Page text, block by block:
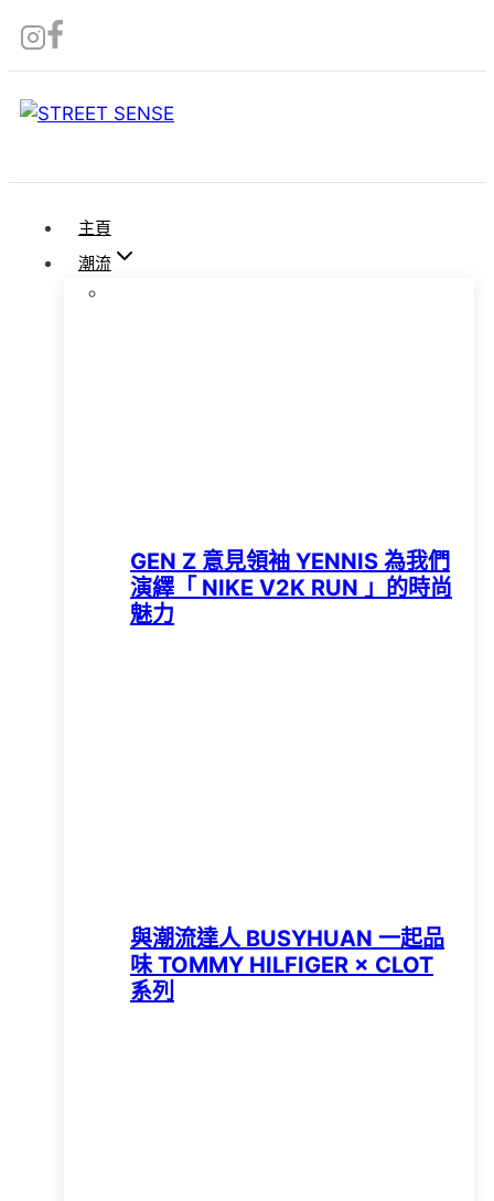
Skip
to
主頁
潮流
GEN Z 意見領袖 YENNIS 為我們
演繹「 NIKE V2K RUN 」的時尚
魅力
與潮流達人 BUSYHUAN 一起品
味 TOMMY HILFIGER × CLOT
系列